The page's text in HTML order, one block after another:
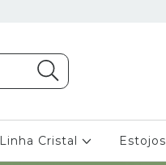
Linha Cristal Estojos